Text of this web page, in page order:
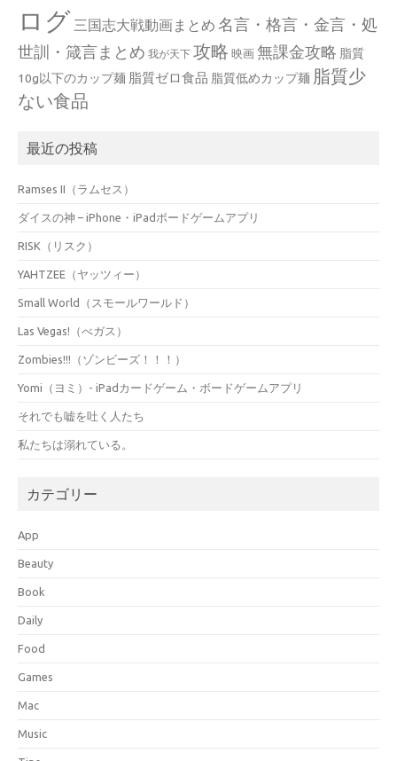
ログ 三国志大戦動画まとめ 名言・格言・金言・処
世訓・箴言まとめ 我が天下 攻略 映画 無課金攻略 脂質
10g以下のカップ麺 脂質ゼロ食品 脂質低めカップ麺 脂質少
ない食品
最近の投稿
Ramses II（ラムセス）
ダイスの神 – iPhone・iPadボードゲームアプリ
RISK（リスク）
YAHTZEE（ヤッツィー）
Small World（スモールワールド）
Las Vegas!（べガス）
Zombies!!!（ゾンビーズ！！！）
Yomi（ヨミ）- iPadカードゲーム・ボードゲームアプリ
それでも嘘を吐く人たち
私たちは溺れている。
カテゴリー
App
Beauty
Book
Daily
Food
Games
Mac
Music